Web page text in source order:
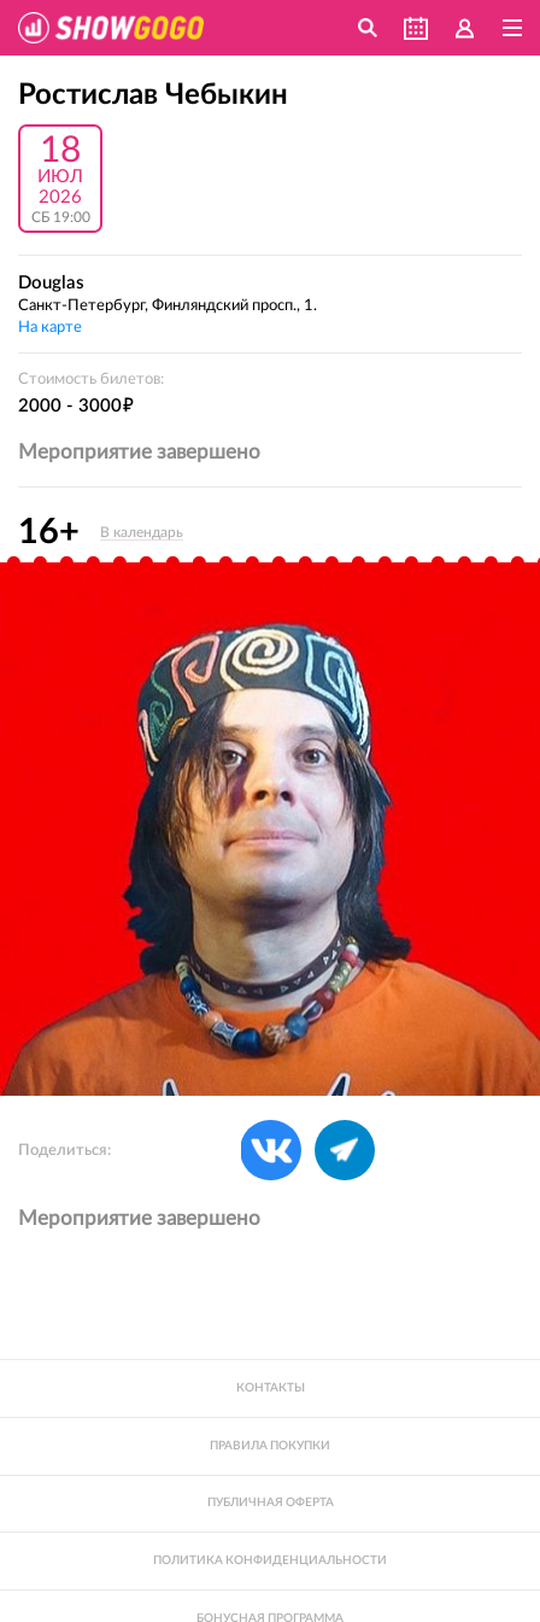
Ростислав Чебыкин
18
ИЮЛ
2026
СБ 19:00
Douglas
Санкт-Петербург, Финляндский просп., 1.
На карте
Стоимость билетов:
2000 - 3000е
Мероприятие завершено
16+ В календарь
Поделиться:
Мероприятие завершено
КОНТАКТЫ
ПРАВИЛА ПОКУПКИ
ПУБЛИЧНАЯ ОФЕРТА
ПОЛИТИКА КОНФИДЕНЦИАЛЬНОСТИ
БОНУСНАЯ ПРОГРАММА